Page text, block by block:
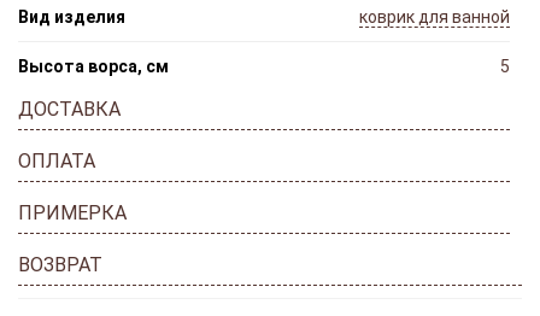
Вид изделия коврик для ванной
Высота ворса, см 5
ДОСТАВКА
ОПЛАТА
ПРИМЕРКА
ВОЗВРАТ